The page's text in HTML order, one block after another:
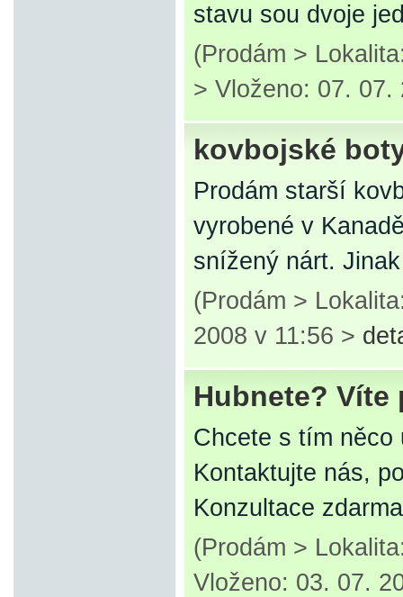
stavu sou dvoje
(Prodám >
> Vloženo: 07.
kovbojské
Prodám starší
vyrobené v
snížený nárt.
(Prodám >
2008 v 11:56 >
Hubnete?
Chcete s tím něco
Kontaktujte nás,
Konzultace
(Prodám >
Vloženo: 03. 07.